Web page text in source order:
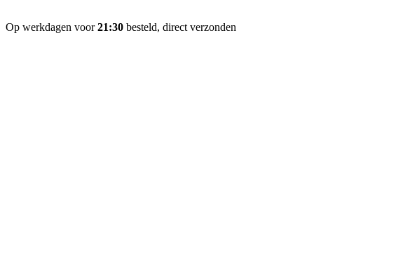
Op werkdagen voor21:30 besteld, direct verzonden